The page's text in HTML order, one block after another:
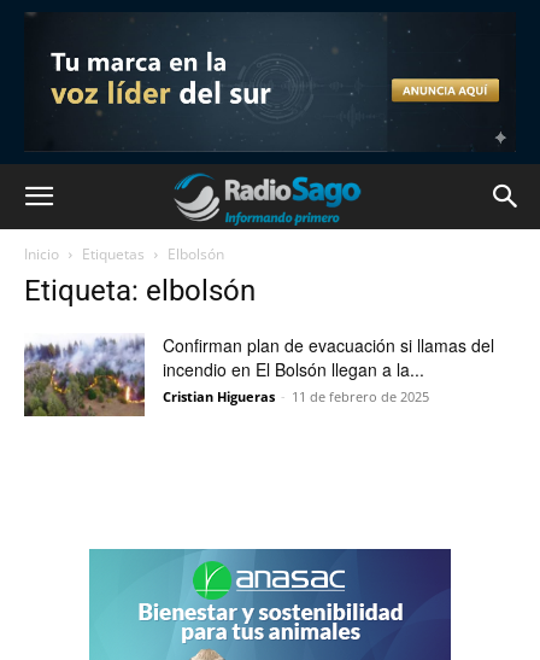
Inicio Etiquetas Elbolsón
Etiqueta: elbolsón
Confirman plan de evacuación si llamas del
incendio en El Bolsón llegan a la...
Cristian Higueras - 11 de febrero de 2025